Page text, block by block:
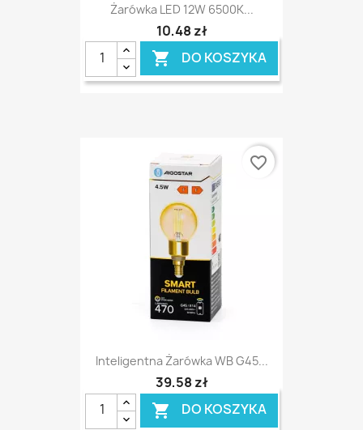
Żarówka LED 12W 6500K...
10,48 zł
 DO KOSZYKA
Inteligentna Żarówka WB G45...
39,58 zł
 DO KOSZYKA
favorite_border